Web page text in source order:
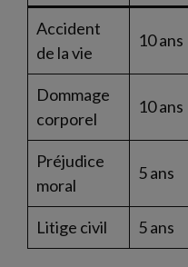
Accident
de la vie
10 ans
Dommage
corporel
10 ans
Préjudice
moral
5 ans
Litige civil 5 ans